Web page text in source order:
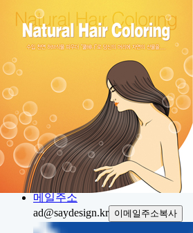
Home
About
Portfolio
Contact
Project
전화번호
전화상담 031.423.7337
메일주소
ad@saydesign.kr 이메일주소복사